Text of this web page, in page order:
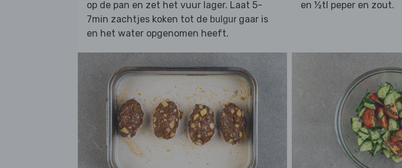
op de pan en zet het vuur lager. Laat 5-
7min zachtjes koken tot de bulgur gaar is
en het water opgenomen heeft.
en ½tl peper en zout.